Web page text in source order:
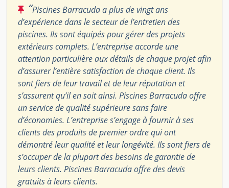
“Piscines Barracuda a plus de vingt ans
d’expérience dans le secteur de l’entretien des
piscines. Ils sont équipés pour gérer des projets
extérieurs complets. L’entreprise accorde une
attention particulière aux détails de chaque projet afin
d’assurer l’entière satisfaction de chaque client. Ils
sont fiers de leur travail et de leur réputation et
s’assurent qu’il en soit ainsi. Piscines Barracuda offre
un service de qualité supérieure sans faire
d’économies. L’entreprise s’engage à fournir à ses
clients des produits de premier ordre qui ont
démontré leur qualité et leur longévité. Ils sont fiers de
s’occuper de la plupart des besoins de garantie de
leurs clients. Piscines Barracuda offre des devis
gratuits à leurs clients.